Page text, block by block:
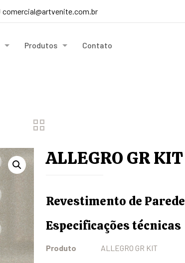
comercial@artvenite.com.br
Produtos Contato
ALLEGRO GR KIT
Revestimento de Parede
Especificações técnicas
Produto ALLEGRO GR KIT